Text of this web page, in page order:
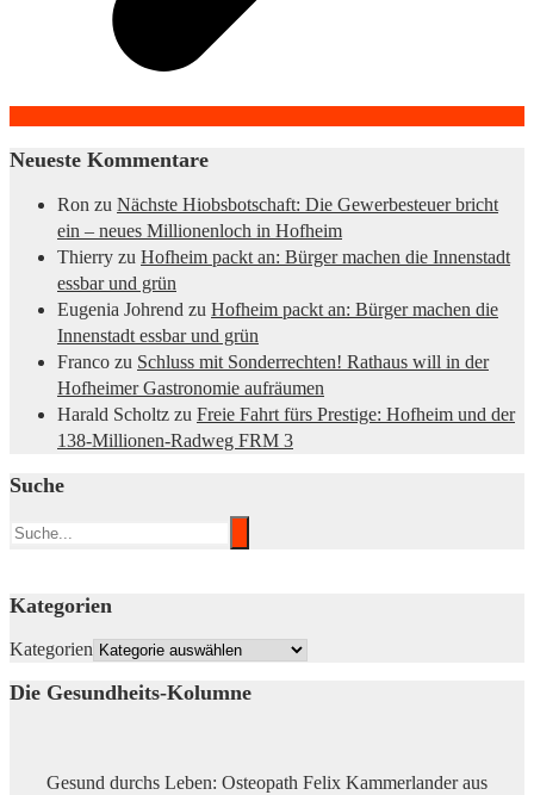
Neueste Kommentare
Ron zu Nächste Hiobsbotschaft: Die Gewerbesteuer bricht
ein – neues Millionenloch in Hofheim
Thierry zu Hofheim packt an: Bürger machen die Innenstadt
essbar und grün
Eugenia Johrend zu Hofheim packt an: Bürger machen die
Innenstadt essbar und grün
Franco zu Schluss mit Sonderrechten! Rathaus will in der
Hofheimer Gastronomie aufräumen
Harald Scholtz zu Freie Fahrt fürs Prestige: Hofheim und der
138-Millionen-Radweg FRM 3
Suche
Kategorien
Kategorien
Die Gesundheits-Kolumne
Gesund durchs Leben: Osteopath Felix Kammerlander aus